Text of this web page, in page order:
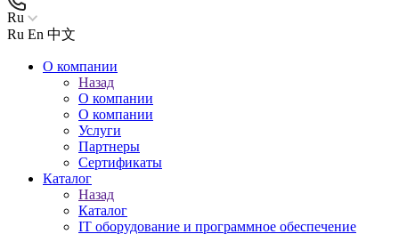
Ru
Ru En 中文
О компании
Назад
О компании
О компании
Услуги
Партнеры
Сертификаты
Каталог
Назад
Каталог
IT оборудование и программное обеспечение